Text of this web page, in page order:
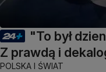
"To był
Z prawdą i
POLSKA I ŚWIAT